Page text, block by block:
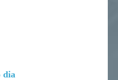
dia